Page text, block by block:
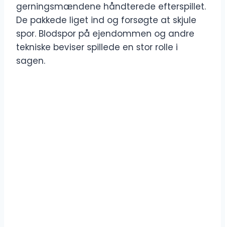
gerningsmændene håndterede efterspillet.
De pakkede liget ind og forsøgte at skjule
spor. Blodspor på ejendommen og andre
tekniske beviser spillede en stor rolle i
sagen.